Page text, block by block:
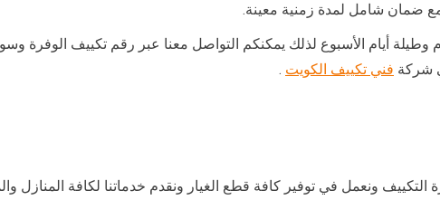
ضمان شامل لمدة زمنية معينة.
وطيلة أيام الأسبوع لذلك يمكنكم التواصل معنا عبر رقم تكييف
شركة فني تكييف الكويت .
ونعمل في توفير كافة قطع الغيار ونقدم خدماتنا لكافة المنازل